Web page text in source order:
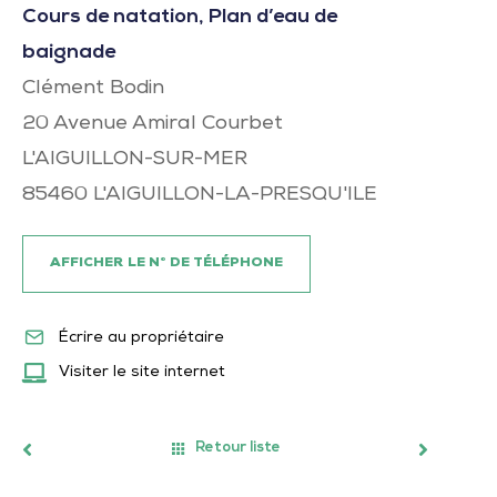
Cours de natation, Plan d’eau de
baignade
Clément Bodin
20 Avenue Amiral Courbet
L'AIGUILLON-SUR-MER
85460 L'AIGUILLON-LA-PRESQU'ILE
AFFICHER LE N° DE TÉLÉPHONE
Écrire au propriétaire
Visiter le site internet
Retour liste